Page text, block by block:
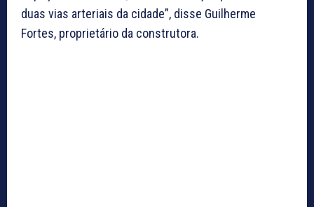
duas vias arteriais da cidade”, disse Guilherme
Fortes, proprietário da construtora.